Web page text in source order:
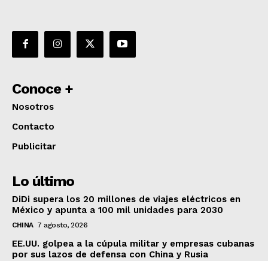
Conoce +
Nosotros
Contacto
Publicitar
Lo último
DiDi supera los 20 millones de viajes eléctricos en
México y apunta a 100 mil unidades para 2030
CHINA 7 agosto, 2026
EE.UU. golpea a la cúpula militar y empresas cubanas
por sus lazos de defensa con China y Rusia